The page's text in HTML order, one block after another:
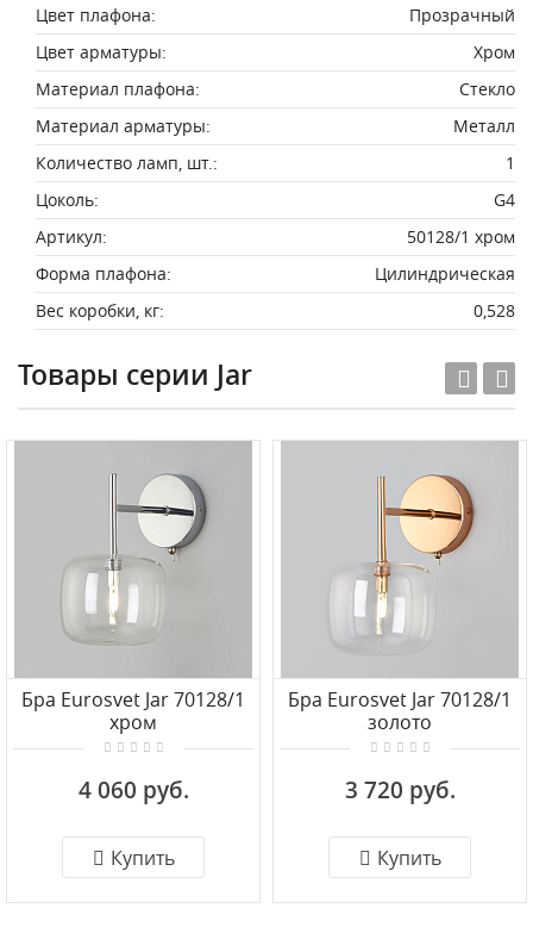
Цвет плафона:
Прозрачный
Цвет арматуры:
Хром
Материал плафона:
Стекло
Материал арматуры:
Металл
Количество ламп, шт.:
1
Цоколь:
G4
Артикул:
50128/1 хром
Форма плафона:
Цилиндрическая
Вес коробки, кг:
0,528
Товары серии Jar
Бра Eurosvet Jar 70128/1
хром
4 060 руб.
Купить
Бра Eurosvet Jar 70128/1
золото
3 720 руб.
Купить